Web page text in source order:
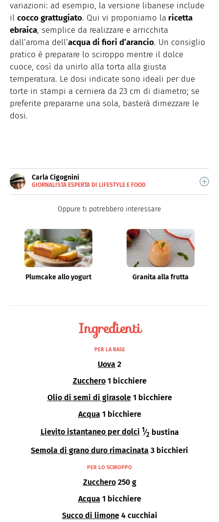
variazioni: ad esempio, la versione libanese include
il cocco grattugiato. Qui vi proponiamo la ricetta
ebraica, semplice da realizzare e arricchita
dall’aroma dell’acqua di fiori d’arancio. Un consiglio
pratico è preparare lo sciroppo mentre il dolce
cuoce, così da unirlo alla torta alla giusta
temperatura. Le dosi indicate sono ideali per due
torte in stampi a cerniera da 23 cm di diametro; se
preferite prepararne una sola, basterà dimezzare le
dosi.
Carla Cigognini
GIORNALISTA ESPERTA DI LIFESTYLE E FOOD
Giornalista pubblicista, scrive da anni di cucina e
Oppure ti potrebbero interessare
Plumcake allo yogurt Granita alla frutta
Ingredienti
PER LA BASE
Uova 2
Zucchero 1 bicchiere
Olio di semi di girasole 1 bicchiere
Acqua 1 bicchiere
Lievito istantaneo per dolci 1⁄2bustina
Semola di grano duro rimacinata 3 bicchieri
PER LO SCIROPPO
Zucchero 250 g
Acqua 1 bicchiere
Succo di limone 4 cucchiai